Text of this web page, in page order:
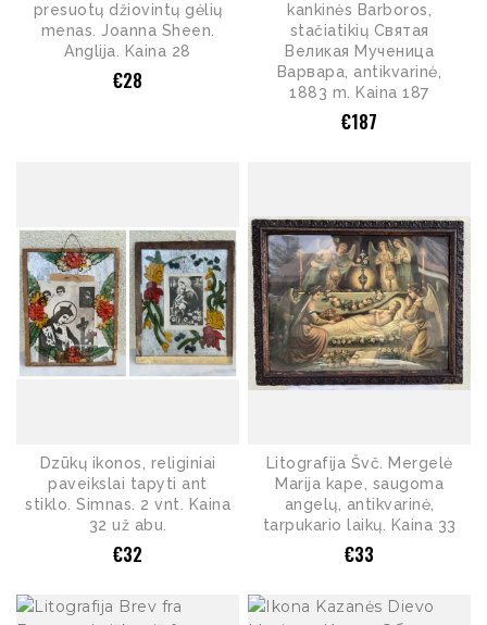
presuotų džiovintų gėlių
menas. Joanna Sheen.
Anglija. Kaina 28
€28
kankinės Barboros,
stačiatikių Святая
Великая Мученица
Варвара, antikvarinė,
1883 m. Kaina 187
€187
Dzūkų ikonos, religiniai
paveikslai tapyti ant
stiklo. Simnas. 2 vnt. Kaina
32 už abu.
€32
Litografija Švč. Mergelė
Marija kape, saugoma
angelų, antikvarinė,
tarpukario laikų. Kaina 33
€33